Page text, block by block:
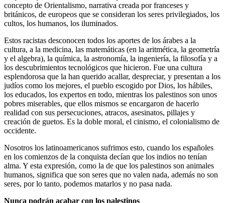
concepto de Orientalismo, narrativa creada por franceses y
británicos, de europeos que se consideran los seres privilegiados, los
cultos, los humanos, los iluminados.
Estos racistas desconocen todos los aportes de los árabes a la
cultura, a la medicina, las matemáticas (en la aritmética, la geometría
y el algebra), la química, la astronomía, la ingeniería, la filosofía y a
los descubrimientos tecnológicos que hicieron. Fue una cultura
esplendorosa que la han querido acallar, despreciar, y presentan a los
judíos como los mejores, el pueblo escogido por Dios, los hábiles,
los educados, los expertos en todo, mientras los palestinos son unos
pobres miserables, que ellos mismos se encargaron de hacerlo
realidad con sus persecuciones, atracos, asesinatos, pillajes y
creación de guetos. Es la doble moral, el cinismo, el colonialismo de
occidente.
Nosotros los latinoamericanos sufrimos esto, cuando los españoles
en los comienzos de la conquista decían que los indios no tenían
alma. Y esta expresión, como la de que los palestinos son animales
humanos, significa que son seres que no valen nada, además no son
seres, por lo tanto, podemos matarlos y no pasa nada.
Nunca podrán acabar con los palestinos